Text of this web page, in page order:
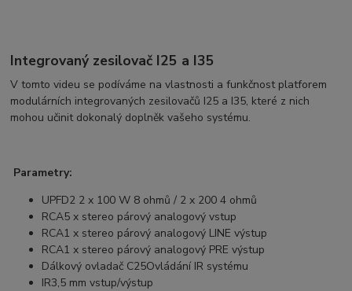
Integrovaný zesilovač I25 a I35
V tomto videu se podíváme na vlastnosti a funkčnost platforem
modulárních integrovaných zesilovačů I25 a I35, které z nich
mohou učinit dokonalý doplněk vašeho systému.
Parametry:
UPFD2 2 x 100 W 8 ohmů / 2 x 200 4 ohmů
RCA5 x stereo párový analogový vstup
RCA1 x stereo párový analogový LINE výstup
RCA1 x stereo párový analogový PRE výstup
Dálkový ovladač C25Ovládání IR systému
IR3,5 mm vstup/výstup